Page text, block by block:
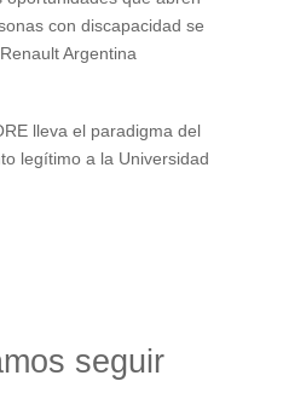
con discapacidad se
Argentina
lleva el paradigma del
legítimo a la Universidad
seguir